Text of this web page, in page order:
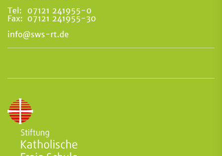
Tel:
07121 241955-0
Fax: 07121 241955-30
info@sws-rt.de